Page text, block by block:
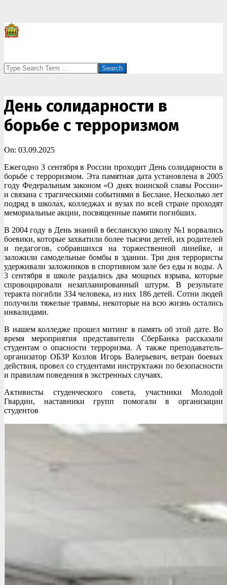
Search
День солидарности в
борьбе с терроризмом
On: 03.09.2025
Ежегодно 3 сентября в России проходит День солидарности в
борьбе с терроризмом. Эта памятная дата установлена в 2005
году Федеральным законом «О днях воинской славы России»
и связана с трагическими событиями в Беслане. Несколько лет
подряд в школах, колледжах и вузах по всей стране проходят
мемориальные акции, посвященные памяти погибших.
В 2004 году в День знаний в бесланскую школу №1 ворвались
боевики, которые захватили более тысячи детей, их родителей
и педагогов, собравшихся на торжественной линейке, и
заложили самодельные бомбы в здании. Три дня террористы
удерживали заложников в спортивном зале без еды и воды. А
3 сентября в школе раздались два мощных взрыва, которые
спровоцировали незапланированный штурм. В результате
теракта погибли 334 человека, из них 186 детей. Сотни людей
получили тяжелые травмы, некоторые на всю жизнь остались
инвалидами.
В нашем колледже прошел митинг в память об этой дате. Во
время мероприятия представители СберБанка рассказали
студентам о опасности терроризма. А также преподаватель-
организатор ОБЗР Козлов Игорь Валерьевич, ветран боевых
действия, провел со студентами инструктажи по безопасности
и правилам поведения в экстренных случаях.
Активисты студенческого совета, участники Молодой
Гвардии, наставники групп помогали в организации
студентов